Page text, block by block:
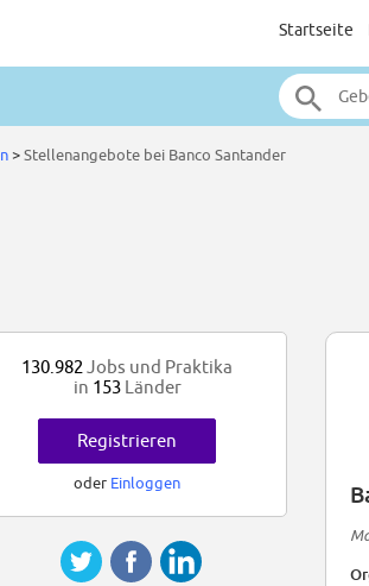
Startseite
>Stellenangebote bei Banco Santander
130.982 Jobs und Praktika
in 153Länder
Registrieren
oder Einloggen